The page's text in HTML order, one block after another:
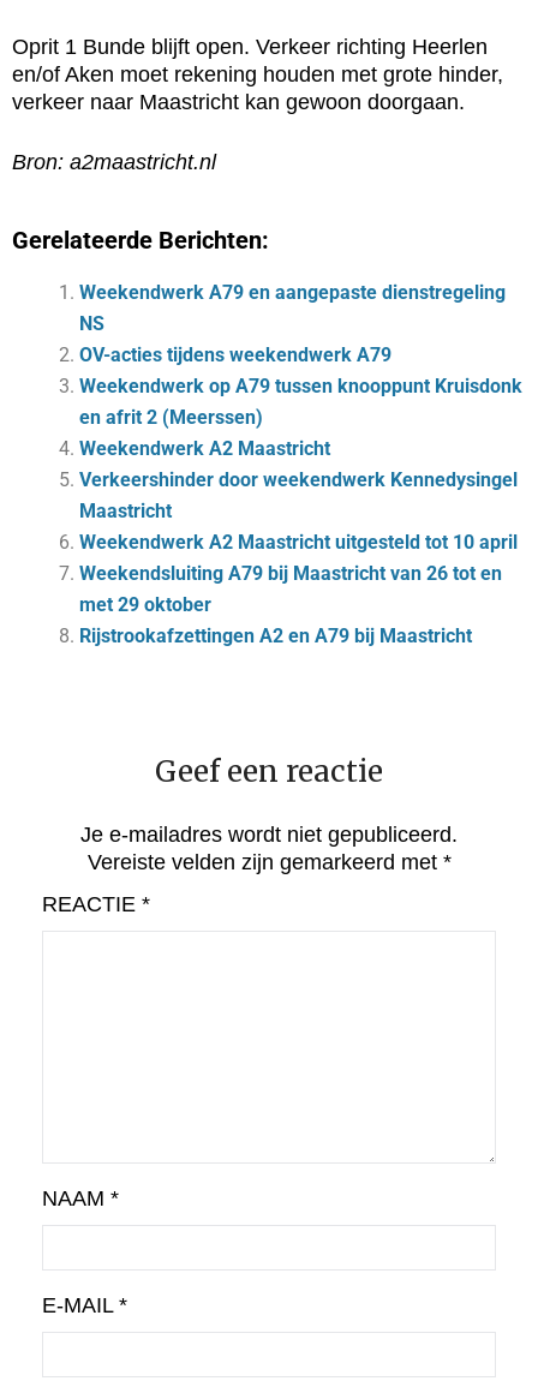
Oprit 1 Bunde blijft open. Verkeer richting Heerlen
en/of Aken moet rekening houden met grote hinder,
verkeer naar Maastricht kan gewoon doorgaan.
Bron: a2maastricht.nl
Gerelateerde Berichten:
Weekendwerk A79 en aangepaste dienstregeling
NS
OV-acties tijdens weekendwerk A79
Weekendwerk op A79 tussen knooppunt Kruisdonk
en afrit 2 (Meerssen)
Weekendwerk A2 Maastricht
Verkeershinder door weekendwerk Kennedysingel
Maastricht
Weekendwerk A2 Maastricht uitgesteld tot 10 april
Weekendsluiting A79 bij Maastricht van 26 tot en
met 29 oktober
Rijstrookafzettingen A2 en A79 bij Maastricht
Geef een reactie
Je e-mailadres wordt niet gepubliceerd.
Vereiste velden zijn gemarkeerd met *
REACTIE *
NAAM *
E-MAIL *